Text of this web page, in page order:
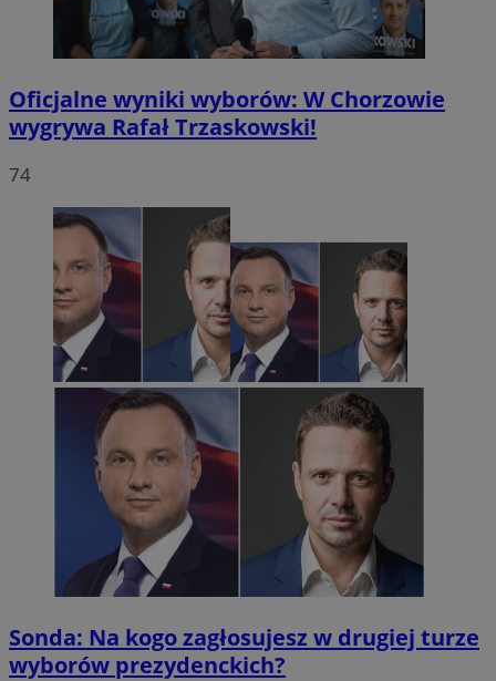
Oficjalne wyniki wyborów: W Chorzowie
wygrywa Rafał Trzaskowski!
74
Sonda: Na kogo zagłosujesz w drugiej turze
wyborów prezydenckich?